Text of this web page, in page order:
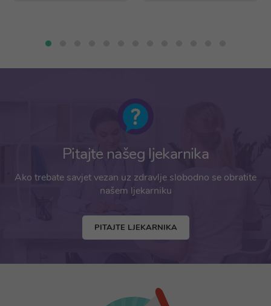
Pitajte našeg ljekarnika
Ako trebate savjet vezan uz zdravlje slobodno se obratite
našem ljekarniku
PITAJTE LJEKARNIKA